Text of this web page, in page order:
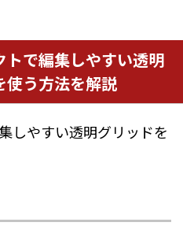
トで編集しやすい透明
使う方法を解説
しやすい透明グリッドを